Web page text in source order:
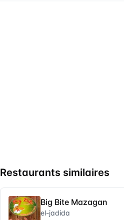
Restaurants similaires
Big Bite Mazagan
el-jadida